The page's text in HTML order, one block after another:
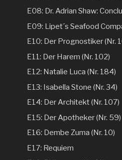
E08: Dr. Adrian Shaw:
E09: Lipet´s Seafood
E10: Der Prognostiker (Nr.
E11: Der Harem (Nr. 102)
E12: Natalie Luca (Nr. 184)
E13: Isabella Stone (Nr. 34)
E14: Der Architekt (Nr. 107)
E15: Der Apotheker (Nr. 59)
E16: Dembe Zuma (Nr. 10)
E17: Requiem